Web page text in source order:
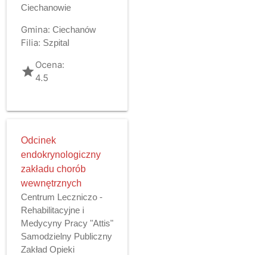
Ciechanowie
Gmina: Ciechanów
Filia: Szpital
gradeOcena:
4.5
Odcinek
endokrynologiczny
zakładu chorób
wewnętrznych
Centrum Leczniczo -
Rehabilitacyjne i
Medycyny Pracy "Attis"
Samodzielny Publiczny
Zakład Opieki